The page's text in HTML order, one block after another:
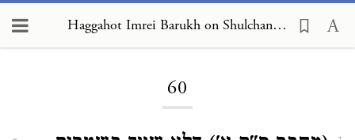
Haggahot Imrei Barukh on Shulchan Arukh, Choshen Mishpat 60
60